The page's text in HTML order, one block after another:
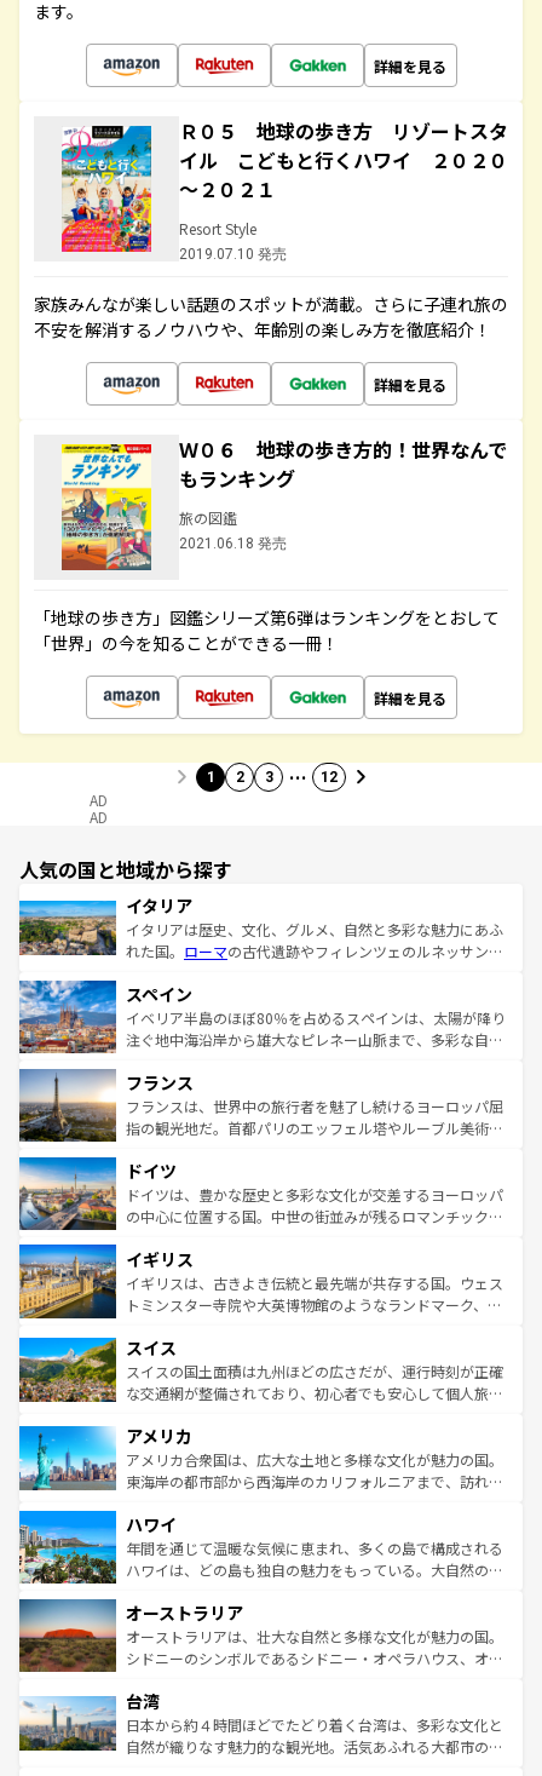
ます。
詳細を見る
Ｒ０５ 地球の歩き方 リゾートスタ
イル こどもと行くハワイ ２０２０
～２０２１
Resort Style
2019.07.10 発売
家族みんなが楽しい話題のスポットが満載。さらに子連れ旅の
不安を解消するノウハウや、年齢別の楽しみ方を徹底紹介！
詳細を見る
Ｗ０６ 地球の歩き方的！世界なんで
もランキング
旅の図鑑
2021.06.18 発売
「地球の歩き方」図鑑シリーズ第6弾はランキングをとおして
「世界」の今を知ることができる一冊！
詳細を見る
1 2 3 … 12
AD
AD
人気の国と地域から探す
イタリア
イタリアは歴史、文化、グルメ、自然と多彩な魅力にあふ
れた国。 ローマの古代遺跡やフィレンツェのルネッサンス
ろん、トスカーナの美しい田園風景やアマルフィ海岸の絶
景など、自然景観も見逃せない。観光の合間には、本場の
ピザやパスタなど、絶品のイタリア料理を堪能することも
ませてくれるイタリアで、忘れられない旅をしてみよう！
なお、新着のイタリア情報はコンテンツ一覧 を参照してほ
しい。
スペイン
イベリア半島のほぼ80％を占めるスペインは、太陽が降り
注ぐ地中海沿岸から雄大なピレネー山脈まで、多彩な自然
文化が根付くこの国では、情熱的なフラメンコ、熱気あふ
れる闘牛、そして美味しいタパスが生活の一部となってい
る。首都マドリードの洗練された雰囲気や、バルセロナの
の城塞都市、穏やかなビーチリゾートまで多彩な表情を見
せる。地方によって風土や気候が異なるスペインはその個
性で訪れる人を魅了する。 なお、新着のスペイン情報はコ
フランス
フランスは、世界中の旅行者を魅了し続けるヨーロッパ屈
指の観光地だ。首都パリのエッフェル塔やルーブル美術館
で、幅広い魅力が詰まっている。華麗な宮殿、歴史的な大
聖堂、美しいビーチ、そして豊かな自然が、訪れる者を心
から魅了する。また、フランスは美食の国としても知ら
いる。シャンパンの発祥地であるランス、プロヴァンスの
香り高いラベンダー畑など、多彩な楽しみ方が可能だ。さ
らに、パリ以外の地域にも魅力が溢れており、どの街角に
れる地方に足を運ぶとそれぞれで全く異なる文化を体験で
きるだろう。 なお、新着のフランス情報はコンテンツ一覧
を参照してほしい。
ドイツ
ドイツは、豊かな歴史と多彩な文化が交差するヨーロッパ
の中心に位置する国。中世の街並みが残るロマンチック街
顔を持つこの国は、どこを歩いても飽きることがない。ベ
ルリンの文化的活気、バイエルン州のアルプスの絶景、そ
してライン川沿いのワイン畑といった風景は必見。ビール
は、お酒好きな人にはぜひ体験してほしい。 なお、新着の
ドイツ情報はコンテンツ一覧を参照してほしい。
イギリス
イギリスは、古きよき伝統と最先端が共存する国。ウェス
トミンスター寺院や大英博物館のようなランドマーク、歴
リアごとに異なる魅力がある。また、優雅なアフタヌーン
ティー、ビール好きにはたまらない英国パブ、サッカー観
戦など、本場だからこそできる体験も豊富。イギリスを旅
ンツ一覧を参照してほしい。
スイス
スイスの国土面積は九州ほどの広さだが、運行時刻が正確
な交通網が整備されており、初心者でも安心して個人旅行
の建物がそのまま残る町や、スイスならではのユニークな
博物館もあり、アルプス観光だけでなく町歩きも満喫する
ことができる。国民の所得が高いため物価も高いが、旅行
ば市内交通費無料で観光を楽しむこともできる。 なお、新
着のスイス情報はコンテンツ一覧 を参照してほしい。
アメリカ
アメリカ合衆国は、広大な土地と多様な文化が魅力の国。
東海岸の都市部から西海岸のカリフォルニアまで、訪れる
のような巨大都市は、観光、ショッピング、エンターテイ
ンメントが詰まった刺激的なスポットだ。一方、アメリカ
西部には大自然が広がり、グランドキャニオンやイエロー
部のニューオーリンズでは、音楽と美食が融合した独特の
文化が魅力。旅行者はアメリカの各地域で異なる魅力を楽
しみながら、その多様性と豊かな歴史を感じることができ
ならではの贅沢な旅のスタイルだ。 なお、新着のアメリカ
情報はコンテンツ一覧を参照してほしい。
ハワイ
年間を通じて温暖な気候に恵まれ、多くの島で構成される
ハワイは、どの島も独自の魅力をもっている。大自然の神
ワイ島は見逃せない。また、定番の観光地といえばオアフ
島だが、静かな自然を求めるならマウイ島やカウアイ島が
おすすめ。エメラルドグリーンに輝く海をはじめ、豊かな
れるおもてなしの心で訪れる人々を迎えてくれるハワイの
人々、おいしいローカルフードやハワイアンミュージッ
ク、伝統的なフラダンスなど、すべてがハワイの魅力を彩
オーストラリア
オーストラリアは、壮大な自然と多様な文化が魅力の国。
シドニーのシンボルであるシドニー・オペラハウス、オー
リアリーフや大陸中央部にそびえるウルル（エアーズロッ
ク）、タスマニアの美しい原生林やケアンズの熱帯雨林な
ど、見どころがたくさん。また、カフェやワイン、オージ
台湾
日本から約４時間ほどでたどり着く台湾は、多彩な文化と
自然が織りなす魅力的な観光地。活気あふれる大都市の台